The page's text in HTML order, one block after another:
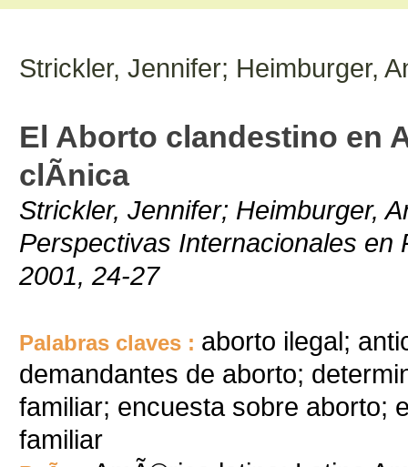
Strickler, Jennifer; Heimburger,
El Aborto clandestino en
clÃ­nica
Strickler, Jennifer; Heimburger,
Perspectivas Internacionales en
2001, 24-27
Palabras claves : aborto ilegal;
demandantes de aborto;
familiar; encuesta sobre aborto;
familiar